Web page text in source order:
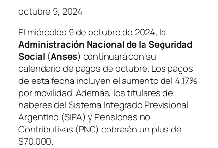
octubre 9, 2024
El miércoles 9 de octubre de 2024, la
Administración Nacional de la Seguridad
Social (Anses) continuará con su
calendario de pagos de octubre. Los pagos
de esta fecha incluyen el aumento del 4,17%
por movilidad. Además, los titulares de
haberes del Sistema Integrado Previsional
Argentino (SIPA) y Pensiones no
Contributivas (PNC) cobrarán un plus de
$70.000.